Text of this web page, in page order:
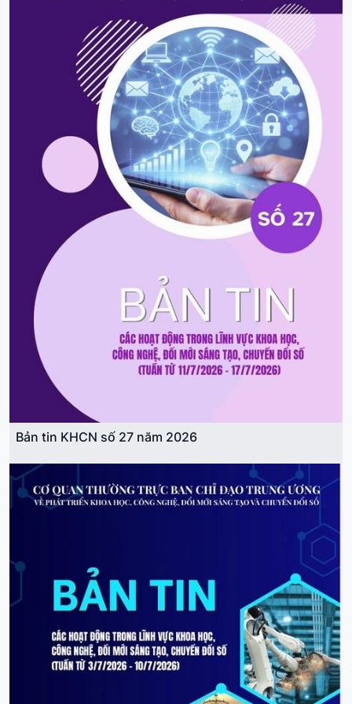
Kế hoạch số 07-KH/TW ngày 28/7/2026 của Bộ Chính
trị thực hiện Nghị quyết số 21-NQ/TW, ngày 28/7/2026
của Ban Chấp hành Trung ương Đảng khoá XIV về quan
điểm, định hướng sửa đổi Luật Đất đai và các luật có
Ban hành: 28/07/2026 Hiệu lực: 28/07/2026
31-CTR/TW
Chương trình hành động số 31-Ctr/TW ngày 28/7/2026
của Bộ Chính trị thực hiện Kết luận số 75-KL/TW, ngày
28/7/2026 của Ban Chấp hành Trung ương Đảng khoá
XIV về bảo vệ môi trường và chủ động ứng phó với biến
đổi khí hậu trong thời kỳ mới
Ban hành: 28/07/2026 | Hiệu lực: 28/07/2026
22-NQ/TW
Nghị quyết số 22-NQ/TW ngày 28/7/2026 Hội nghị lần
thứ ba Ban Chấp hành Trung ương Đảng khoá XIV về
Chiến lược An ninh quốc gia
18-NQ/TW
Nghị quyết số 18-NQ/TW ngày 28/7/2026 Hội nghị lần
thứ ba Ban Chấp hành Trung ương Đảng khóa XIV về
xây dựng xã hội kỷ cương, an toàn, văn minh, hài hoà,
Ban hành: 28/07/2026
21-NQ/TW
Nghị quyết số 21-NQ/TW ngày 28/7/2026 Hội nghị lần
thứ ba Ban Chấp hành Trung ương Đảng khoá XIV về
quan điểm, định hướng sửa đổi Luật Đất đai và các luật
Bản tin KHCN số 27 năm 2026